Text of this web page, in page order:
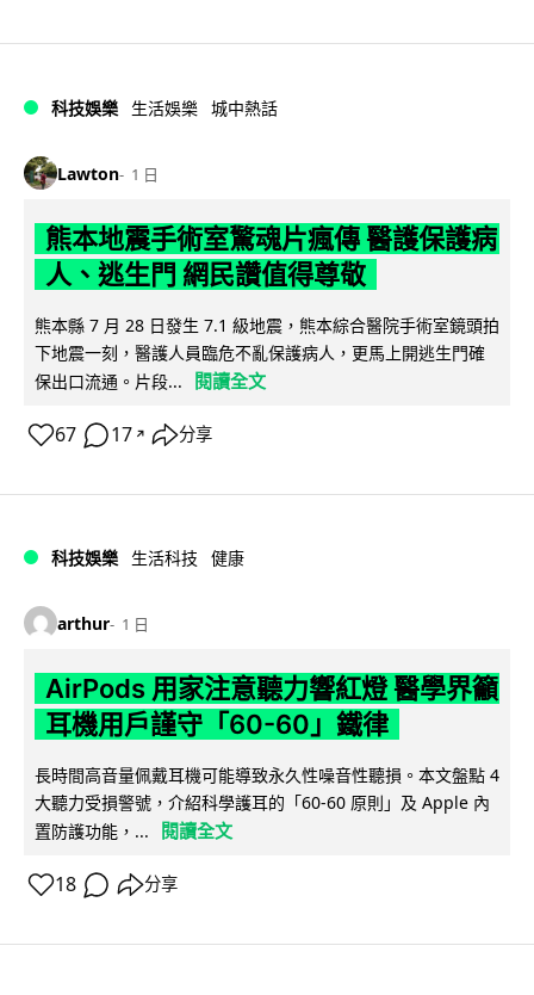
科技娛樂 生活娛樂 城中熱話
Lawton 1 日
熊本地震手術室驚魂片瘋傳 醫護保護病
人、逃生門 網民讚值得尊敬
熊本縣 7 月 28 日發生 7.1 級地震，熊本綜合醫院手術室鏡頭拍
下地震一刻，醫護人員臨危不亂保護病人，更馬上開逃生門確
保出口流通。片段...
閱讀全文
67 17 ↗ 分享
科技娛樂 生活科技 健康
arthur 1 日
AirPods 用家注意聽力響紅燈 醫學界籲
耳機用戶謹守「60-60」鐵律
長時間高音量佩戴耳機可能導致永久性噪音性聽損。本文盤點 4
大聽力受損警號，介紹科學護耳的「60-60 原則」及 Apple 內
置防護功能，...
閱讀全文
18 分享